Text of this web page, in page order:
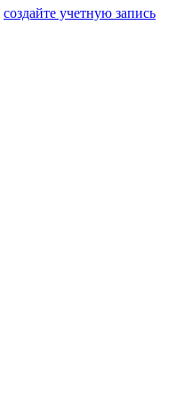
создайте учетную запись